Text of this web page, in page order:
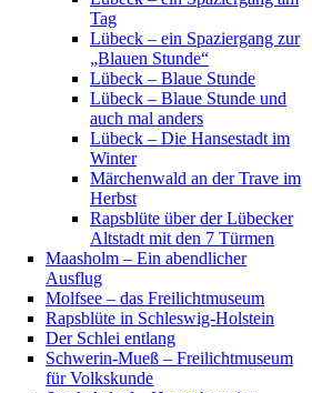
Tag
Lübeck – ein Spaziergang zur
„Blauen Stunde“
Lübeck – Blaue Stunde
Lübeck – Blaue Stunde und
auch mal anders
Lübeck – Die Hansestadt im
Winter
Märchenwald an der Trave im
Herbst
Rapsblüte über der Lübecker
Altstadt mit den 7 Türmen
Maasholm – Ein abendlicher
Ausflug
Molfsee – das Freilichtmuseum
Rapsblüte in Schleswig-Holstein
Der Schlei entlang
Schwerin-Mueß – Freilichtmuseum
für Volkskunde